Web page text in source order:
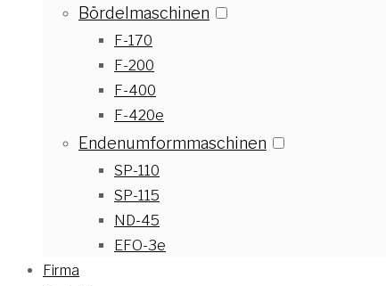
Bördelmaschinen
F-170
F-200
F-400
F-420e
Endenumformmaschinen
SP-110
SP-115
ND-45
EFO-3e
Firma